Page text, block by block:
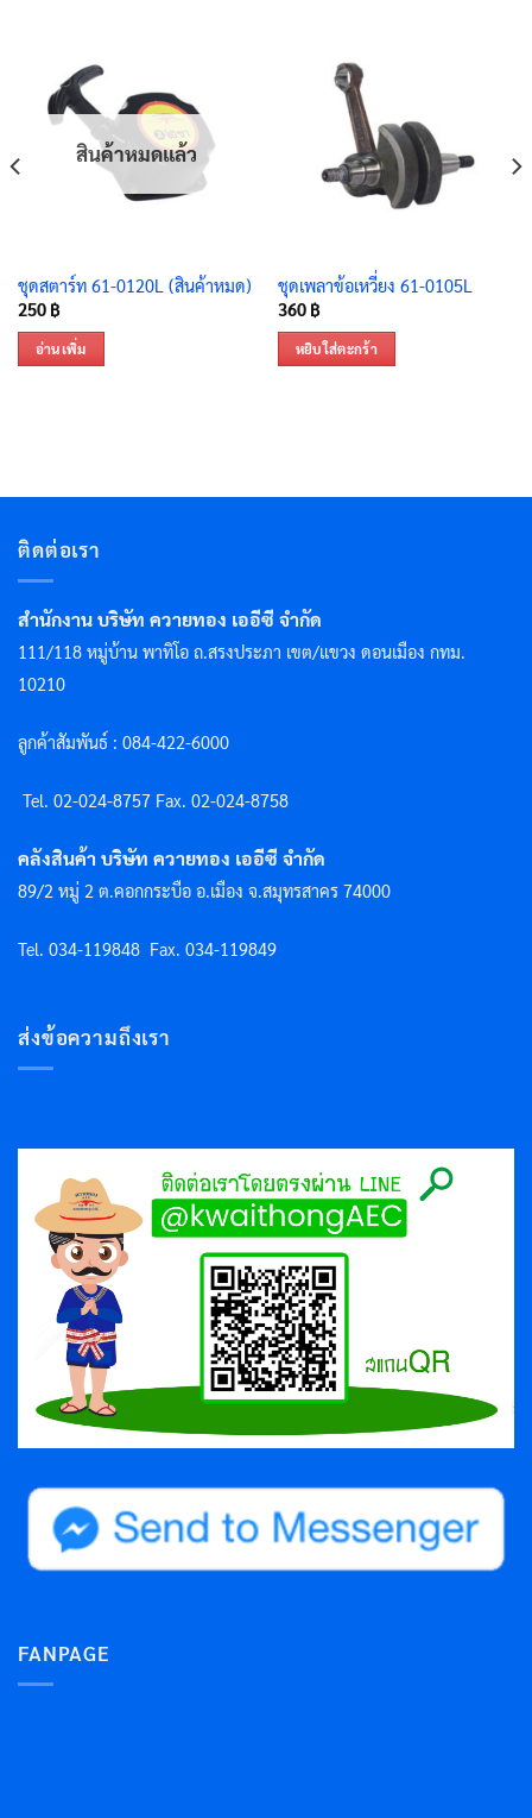
สินค้าหมดแล้ว
ชุดสตาร์ท 61-0120L (สินค้าหมด)
250 ฿
อ่านเพิ่ม
ชุดเพลาข้อเหวี่ยง 61-0105L
360 ฿
หยิบใส่ตะกร้า
ติดต่อเรา
สำนักงาน บริษัท ควายทอง เออีซี จำกัด
111/118 หมู่บ้าน พาทิโอ ถ.สรงประภา เขต/แขวง ดอนเมือง กทม.
10210
ลูกค้าสัมพันธ์ : 084-422-6000
Tel. 02-024-8757 Fax. 02-024-8758
คลังสินค้า บริษัท ควายทอง เออีซี จำกัด
89/2 หมู่ 2 ต.คอกกระบือ อ.เมือง จ.สมุทรสาคร 74000
Tel. 034-119848 Fax. 034-119849
ส่งข้อความถึงเรา
FANPAGE